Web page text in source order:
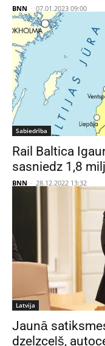
BNN - 07.01.2023 09:00
Sabiedrība
Rail Baltica
sasniedz 1,8
BNN - 28.12.2022 13:32
Latvija
Jaunā
dzelzceļš,